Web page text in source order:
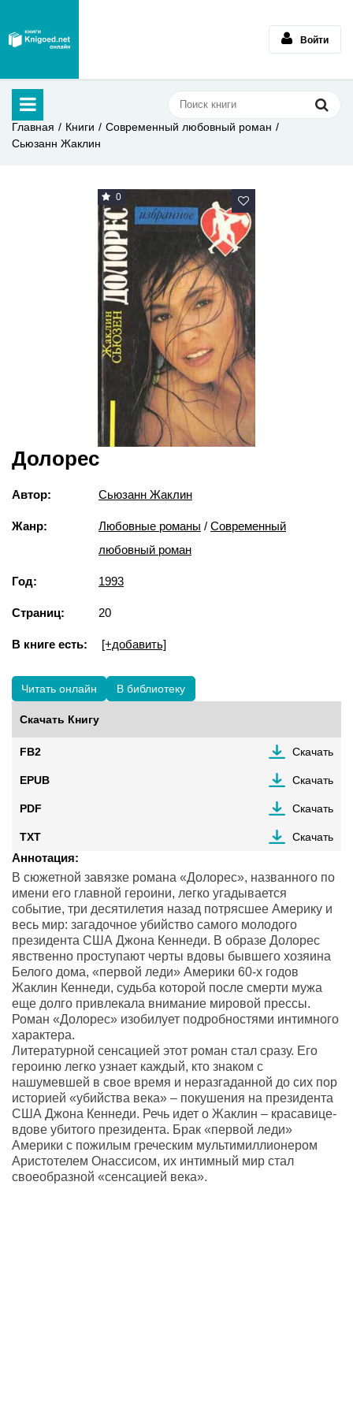
Войти
Главная Книги
Современный любовный роман
Сьюзанн Жаклин
0
Долорес
Автор: Сьюзанн Жаклин
Жанр: Любовные романы / Современный
любовный роман
Год: 1993
Страниц: 20
В книге есть: [+добавить]
Читать онлайн В библиотеку
Скачать Книгу
FB2 Скачать
EPUB Скачать
PDF Скачать
TXT Скачать
Аннотация:
В сюжетной завязке романа «Долорес», названного по
имени его главной героини, легко угадывается
событие, три десятилетия назад потрясшее Америку и
весь мир: загадочное убийство самого молодого
президента США Джона Кеннеди. В образе Долорес
явственно проступают черты вдовы бывшего хозяина
Белого дома, «первой леди» Америки 60-х годов
Жаклин Кеннеди, судьба которой после смерти мужа
еще долго привлекала внимание мировой прессы.
Роман «Долорес» изобилует подробностями интимного
характера.
Литературной сенсацией этот роман стал сразу. Его
героиню легко узнает каждый, кто знаком с
нашумевшей в свое время и неразгаданной до сих пор
историей «убийства века» – покушения на президента
США Джона Кеннеди. Речь идет о Жаклин – красавице-
вдове убитого президента. Брак «первой леди»
Америки с пожилым греческим мультимиллионером
Аристотелем Онассисом, их интимный мир стал
своеобразной «сенсацией века».